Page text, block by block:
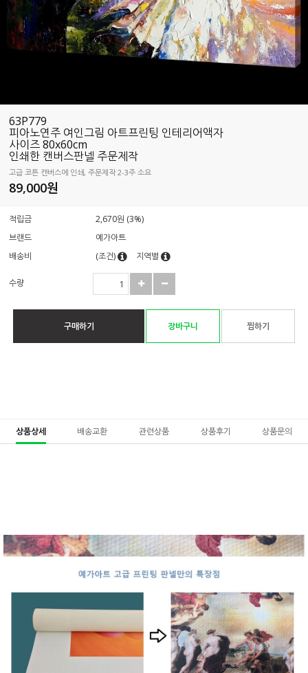
63P779
피아노연주 여인그림 아트프린팅 인테리어액자
사이즈 80x60cm
인쇄한 캔버스판넬 주문제작
고급 코튼 캔버스에 인쇄, 주문제작 2-3주 소요
89,000원
적립금
2,670원 (3%)
브랜드
예가아트
배송비
(조건) 지역별
수량
구매하기 장바구니 찜하기
상품상세 배송교환 관련상품 상품후기 상품문의